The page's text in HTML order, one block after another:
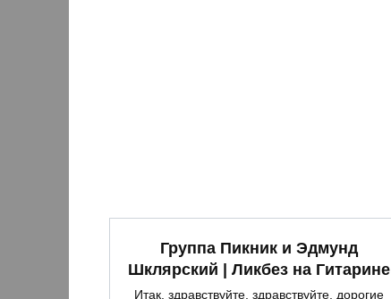
Группа Пикник и Эдмунд
Шклярский | Ликбез на Гитарине
Итак, здравствуйте, здравствуйте, дорогие